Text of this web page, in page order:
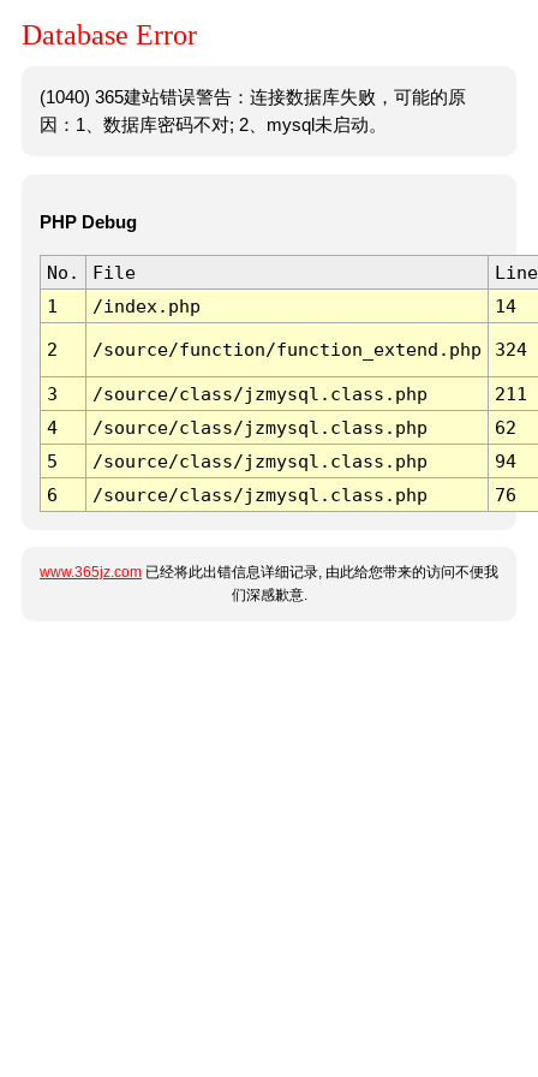
Database Error
(1040) 365建站错误警告：连接数据库失败，可能的原
因：1、数据库密码不对; 2、mysql未启动。
PHP Debug
No. File
Line
1
/index.php 14
2 /source/function/function_extend.php 324
3 /source/class/jzmysql.class.php
211
4
/source/class/jzmysql.class.php
62
5
/source/class/jzmysql.class.php
94
6
/source/class/jzmysql.class.php 76
www.365jz.com 已经将此出错信息详细记录, 由此给您带来的访问不便我
们深感歉意.